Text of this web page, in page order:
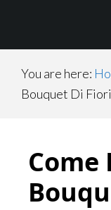
main
content
primary
sidebar
footer
You are here:
Bouquet Di Fiori
Come